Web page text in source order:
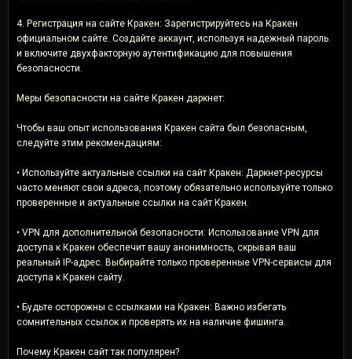
4. Регистрация на сайте Кракен: Зарегистрируйтесь на Кракен
официальном сайте. Создайте аккаунт, используя надежный пароль
и включите двухфакторную аутентификацию для повышения
безопасности.
Меры безопасности на сайте Кракен даркнет:
Чтобы ваш опыт использования Кракен сайта был безопасным,
следуйте этим рекомендациям:
• Используйте актуальные ссылки на сайт Кракен: Даркнет-ресурсы
часто меняют свои адреса, поэтому обязательно используйте только
проверенные и актуальные ссылки на сайт Кракен.
• VPN для дополнительной безопасности: Использование VPN для
доступа к Кракен обеспечит вашу анонимность, скрывая ваш
реальный IP-адрес. Выбирайте только проверенные VPN-сервисы для
доступа к Кракен сайту.
• Будьте осторожны с ссылками на Кракен: Важно избегать
сомнительных ссылок и проверять их на наличие фишинга.
Почему Кракен сайт так популярен?